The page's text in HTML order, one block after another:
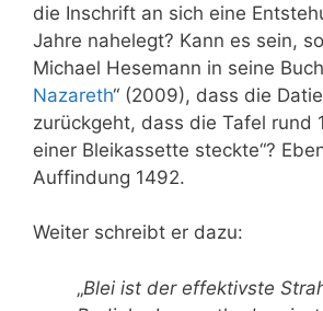
die Inschrift an sich eine
Jahre nahelegt? Kann es sein,
Michael Hesemann in seine
Nazareth“ (2009), dass die
zurückgeht, dass die Tafel rund
einer Bleikassette steckte“?
Auffindung 1492.
Weiter schreibt er dazu:
„Blei ist der effektivste